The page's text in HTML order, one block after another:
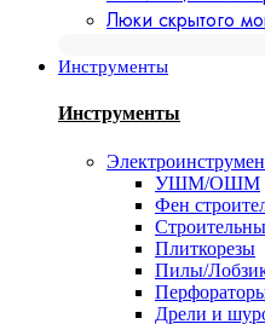
Люки скрытого
Инструменты
Инструменты
УШМ/ОШМ
Фен
Плиткорезы
Пилы/
Дрели и